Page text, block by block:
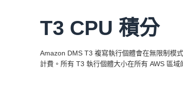
T3 CPU 積分
Amazon DMS T3 複寫執行個體會在無限制模
計費。所有 T3 執行個體大小在所有 AWS 區域